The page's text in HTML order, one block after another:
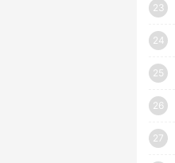
23
24
25
26
27